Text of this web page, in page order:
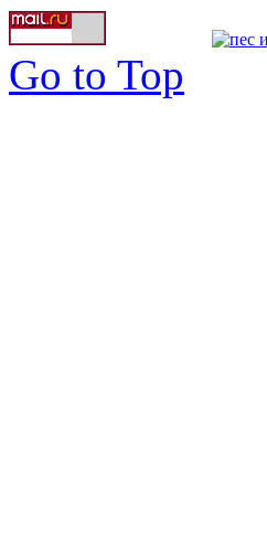
Go to Top